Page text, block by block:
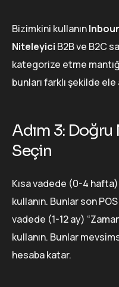
Bizimkini kullanın
Niteleyici B2B ve B2C
kategorize etme
bunları farklı şekilde ele
Adım 3:
Seçin
Kısa vadede (0-4
kullanın. Bunlar son
vadede (1-12 ay)
kullanın. Bunlar
hesaba katar.